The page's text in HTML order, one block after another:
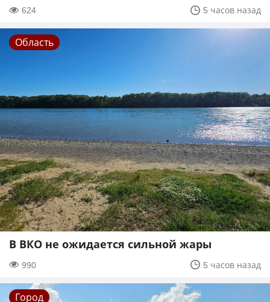
624 5 часов назад
Область
В ВКО не ожидается сильной жары
990 5 часов назад
Город